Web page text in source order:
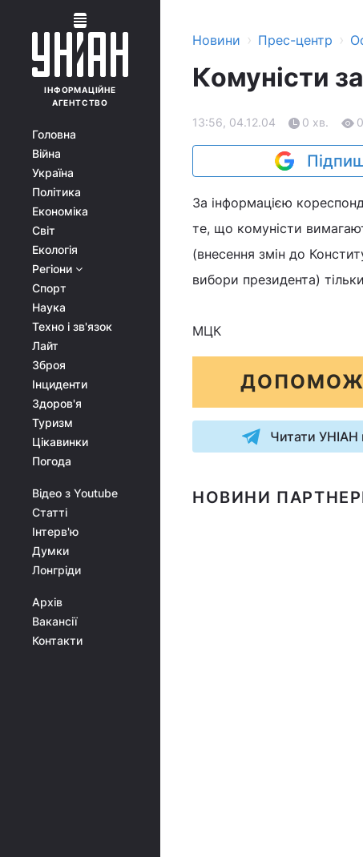
ІНФОРМАЦІЙНЕ
АГЕНТСТВО
Головна
Війна
Україна
Політика
Економіка
Світ
Екологія
Регіони
Спорт
Наука
Техно і зв'язок
Лайт
Зброя
Інциденти
Здоров'я
Туризм
Цікавинки
Погода
Відео з Youtube
Статті
Інтерв'ю
Думки
Лонгріди
Архів
Вакансії
Контакти
Новини › Прес-центр ›
Комуністи
13:56, 04.12.04 0 хв. 0
За інформацією
те, що комуністи
(внесення змін до
вибори президента)
МЦК
Читати УНІАН
НОВИНИ